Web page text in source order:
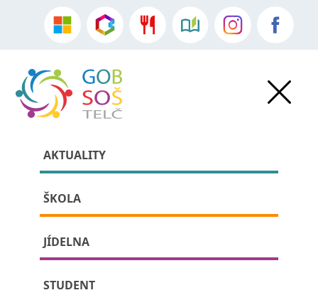
AKTUALITY
ŠKOLA
JÍDELNA
STUDENT
»Akce školy